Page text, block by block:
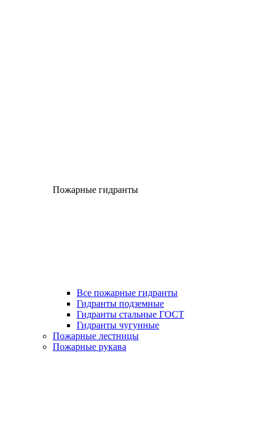
Пожарные гидранты
Все пожарные гидранты
Гидранты подземные
Гидранты стальные ГОСТ
Гидранты чугунные
Пожарные лестницы
Пожарные рукава